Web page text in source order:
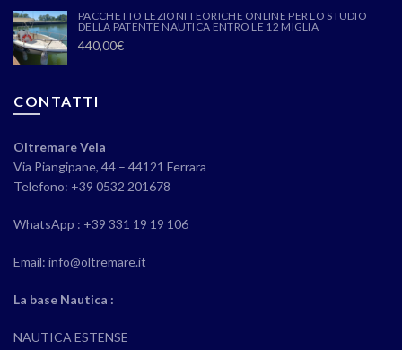
PACCHETTO LEZIONI TEORICHE ONLINE PER LO STUDIO
DELLA PATENTE NAUTICA ENTRO LE 12 MIGLIA
440,00€
CONTATTI
Oltremare Vela
Via Piangipane, 44 – 44121 Ferrara
Telefono: +39 0532 201678
WhatsApp : +39 331 19 19 106
Email: info@oltremare.it
La base Nautica :
NAUTICA ESTENSE